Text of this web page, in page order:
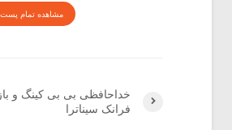
مشاهده تمام پست
خداحافظی بی بی کینگ و
فرانک سیناترا